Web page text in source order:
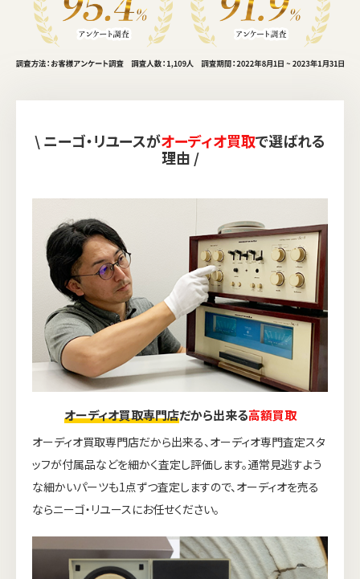
\ ニーゴ・リユースがオーディオ買取で選ばれる
理由 /
オーディオ買取専門店だから出来る高額買取
オーディオ買取専門店だから出来る、オーディオ専門査定スタ
ッフが付属品などを細かく査定し評価します。通常見逃すよう
な細かいパーツも1点ずつ査定しますので、オーディオを売る
ならニーゴ・リユースにお任せください。